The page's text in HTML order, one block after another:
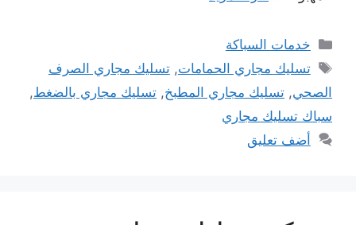
التصنيفات
خدمات السباكة
الوسوم
تسليك مجاري الحمامات,تسليك مجاري الصرف
الصحي, تسليك مجاري المطبخ, تسليك مجاري بالضغط,
سباك تسليك مجاري
أضف تعليق